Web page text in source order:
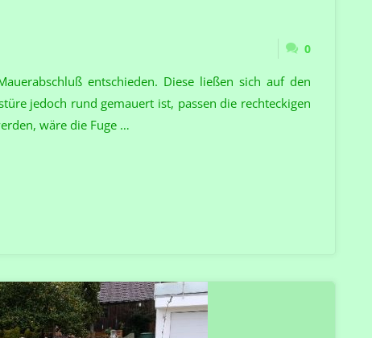
0
entschieden. Diese ließen sich auf den
jedoch rund gemauert ist, passen die rechteckigen
wäre die Fuge …